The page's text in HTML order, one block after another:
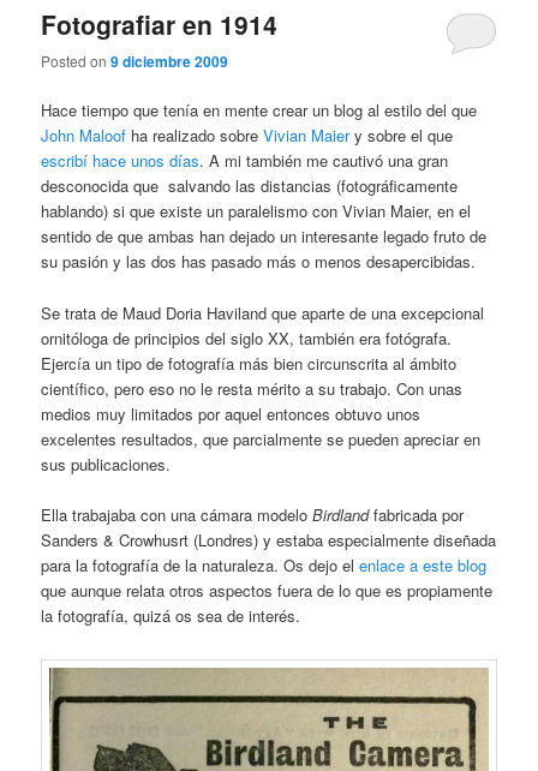
Fotografiar en 1914
Posted on9 diciembre 2009
Hace tiempo que tenía en mente crear un blog al estilo del que
John Maloof ha realizado sobreVivian Maiery sobre el que
escribí hace unos días. A mi también me cautivó una gran
desconocida que salvando las distancias (fotográficamente
hablando) si que existe un paralelismo con Vivian Maier, en el
sentido de que ambas han dejado un interesante legado fruto de
su pasión y las dos has pasado más o menos desapercibidas.
Se trata de Maud Doria Haviland que aparte de una excepcional
ornitóloga de principios del siglo XX, también era fotógrafa.
Ejercía un tipo de fotografía más bien circunscrita al ámbito
científico, pero eso no le resta mérito a su trabajo. Con unas
medios muy limitados por aquel entonces obtuvo unos
excelentes resultados, que parcialmente se pueden apreciar en
sus publicaciones.
Ella trabajaba con una cámara modeloBirdlandfabricada por
Sanders & Crowhusrt (Londres) y estaba especialmente diseñada
para la fotografía de la naturaleza. Os dejo elenlace a este blog
que aunque relata otros aspectos fuera de lo que es propiamente
la fotografía, quizá os sea de interés.